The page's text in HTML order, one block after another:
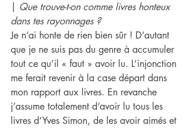
Que trouve-t-on comme livres honteux
dans tes rayonnages ?
Je n’ai honte de rien bien sûr ! D’autant
que je ne suis pas du genre à accumuler
tout ce qu’il « faut » avoir lu. L’injonction
me ferait revenir à la case départ dans
mon rapport aux livres. En revanche
j’assume totalement d’avoir lu tous les
livres d’Yves Simon, de les avoir aimés et